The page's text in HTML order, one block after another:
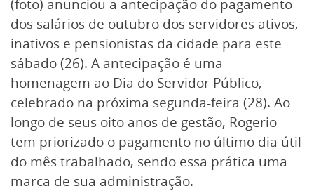
(foto) anunciou a antecipação do pagamento
dos salários de outubro dos servidores ativos,
inativos e pensionistas da cidade para este
sábado (26). A antecipação é uma
homenagem ao Dia do Servidor Público,
celebrado na próxima segunda-feira (28). Ao
longo de seus oito anos de gestão, Rogerio
tem priorizado o pagamento no último dia útil
do mês trabalhado, sendo essa prática uma
marca de sua administração.